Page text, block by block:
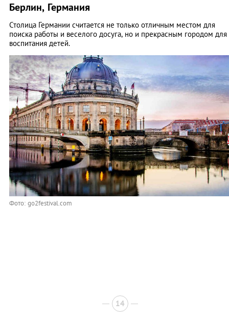
Берлин, Германия
Столица Германии считается не только отличным местом для
поиска работы и веселого досуга, но и прекрасным городом для
воспитания детей.
Фото: go2festival.com
14